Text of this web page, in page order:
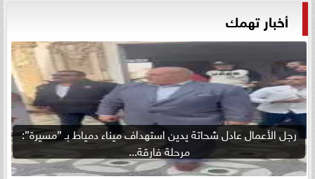
أخبار تهمك
رجل الأعمال عادل شحاتة يدين استهداف ميناء دمياط بـ ”مسيرة”:
مرحلة فارقة...